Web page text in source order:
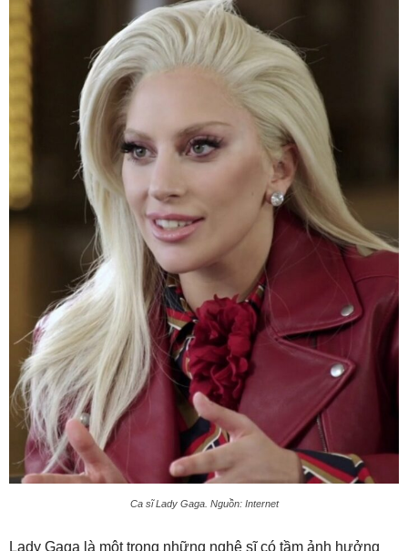
Ca sĩ Lady Gaga. Nguồn: Internet
Lady Gaga là một trong những nghệ sĩ có tầm ảnh hưởng